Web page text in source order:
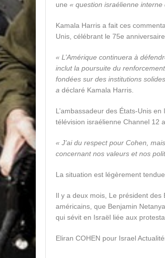
une « question israélienne interne
Kamala Harris a fait ces
Unis, célébrant le 75e
« L’Amérique continuera à
inclut la poursuite du
fondées sur des institutions
a déclaré Kamala Harris.
L’ambassadeur des États-Unis
télévision israélienne Channel 12
« J’ai du respect pour Cohen,
concernant nos valeurs et nos
La situation est légèrement
Il y a deux mois, Le président des
américains, que Benjamin
qui sévit en Israël liée aux
Eliran COHEN pour Israel